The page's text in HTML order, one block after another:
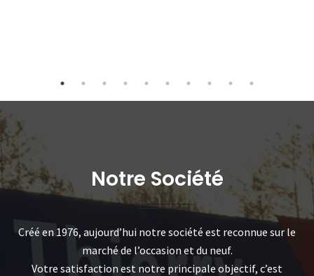
Notre Société
Créé en 1976, aujourd’hui notre société est reconnue sur le
marché de l’occasion et du neuf.
Votre satisfaction est notre principale objectif, c’est